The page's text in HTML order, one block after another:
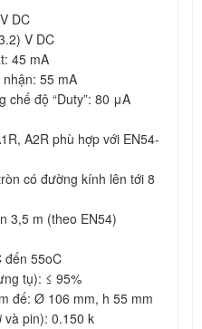
DC
V DC
45 mA
55 mA
chế độ “Duty”: 80 μA
A2R phù hợp với EN54-
có đường kính lên tới 8
3,5 m (theo EN54)
đến 55oC
tụ): ≤ 95%
đế: Ø 106 mm, h 55 mm
và pin): 0.150 k